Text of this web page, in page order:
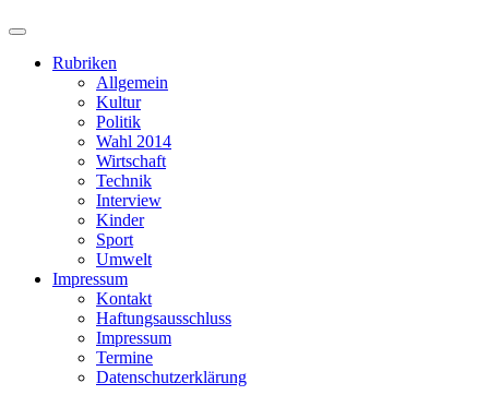
Suchfeld
ein-/ausblenden
Rubriken
Allgemein
Kultur
Politik
Wahl 2014
Wirtschaft
Technik
Interview
Kinder
Sport
Umwelt
Impressum
Kontakt
Haftungsausschluss
Impressum
Termine
Datenschutzerklärung